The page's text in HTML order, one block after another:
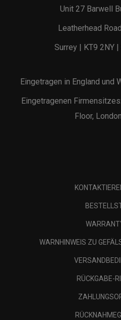
Unit 27 Barwell
Leatherhead
Surrey | KT9 2NY
Eingetragen in England und
Eingetragenen
Floor,
WARNHINWEIS ZU
RÜCKGABE-